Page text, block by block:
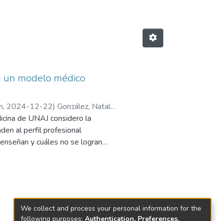
un modelo médico
, 2024-12-22) González, Natalia
de UNAJ considero la
al perfil profesional
y cuáles no se logran
indaga las percepciones
maniobras semiológicas
priorizan el desarrollo de
We collect and process your personal information for the
following purposes: Authentication, Preferences,